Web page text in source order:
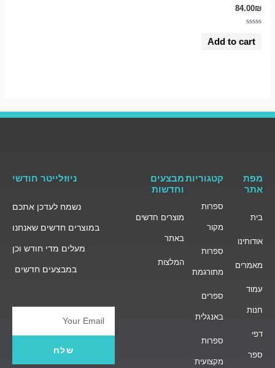
84.00₪
out
Add to cart
מפת
אתר
בית
אודותינו
מאמרים
עמוד
חנות
דפי
ספר
קטגוריות
ספרות
מקור
ספרות
מתורגמת
ספרים
באנגלית
ספרות
מקצועית
מבצעים
וחדשות
מוצרים חדשים
באתר
המלצות
ניוזלייטר חודשי
נשמח לעדכן אתכם
במוצרים חדשים שאנחנו
מעלים מדי חודש וכן
במבצעים חדשים
Email
שלח